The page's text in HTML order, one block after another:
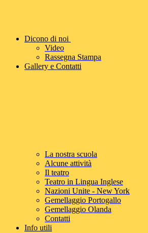
Dicono di noi
Video
Rassegna Stampa
Gallery e Contatti
La nostra scuola
Alcune attività
Il teatro
Teatro in Lingua Inglese
Nazioni Unite - New York
Gemellaggio Portogallo
Gemellaggio Olanda
Contatti
Info utili